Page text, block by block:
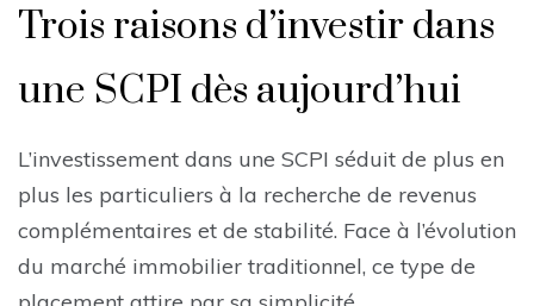
Trois raisons d’investir dans
une SCPI dès aujourd’hui
L’investissement dans une SCPI séduit de plus en
plus les particuliers à la recherche de revenus
complémentaires et de stabilité. Face à l’évolution
du marché immobilier traditionnel, ce type de